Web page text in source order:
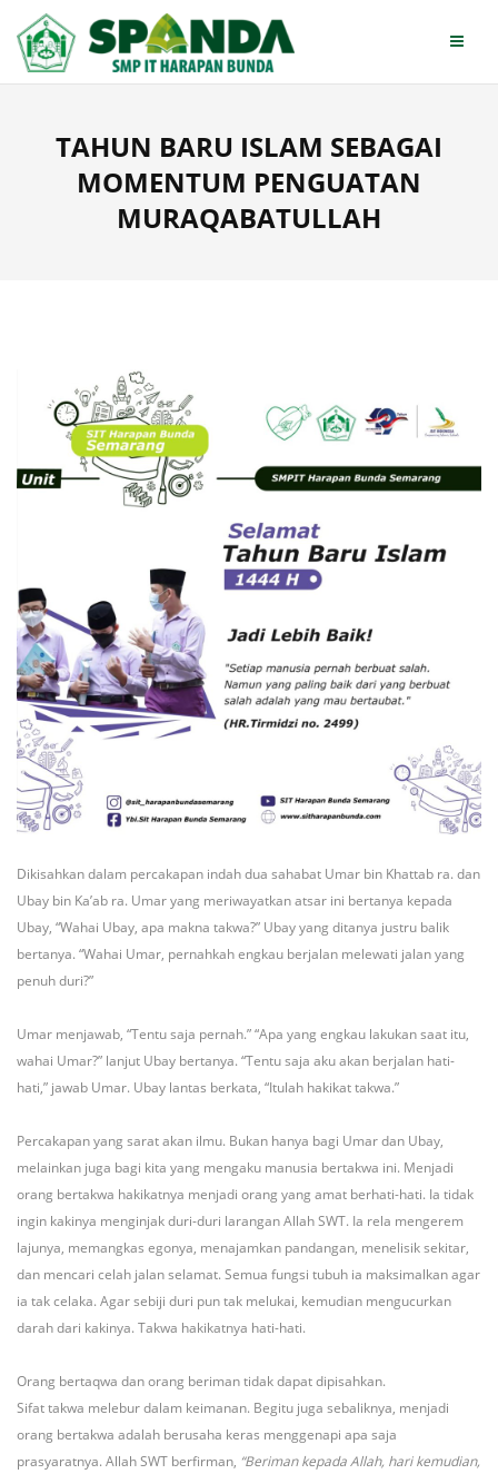
content
TAHUN BARU ISLAM SEBAGAI
MOMENTUM PENGUATAN
MURAQABATULLAH
Dikisahkan dalam percakapan indah dua sahabat Umar bin Khattab ra. dan
Ubay bin Ka’ab ra. Umar yang meriwayatkan atsar ini bertanya kepada
Ubay, “Wahai Ubay, apa makna takwa?” Ubay yang ditanya justru balik
bertanya. “Wahai Umar, pernahkah engkau berjalan melewati jalan yang
penuh duri?”
Umar menjawab, “Tentu saja pernah.” “Apa yang engkau lakukan saat itu,
wahai Umar?” lanjut Ubay bertanya. “Tentu saja aku akan berjalan hati-
hati,” jawab Umar. Ubay lantas berkata, “Itulah hakikat takwa.”
Percakapan yang sarat akan ilmu. Bukan hanya bagi Umar dan Ubay,
melainkan juga bagi kita yang mengaku manusia bertakwa ini. Menjadi
orang bertakwa hakikatnya menjadi orang yang amat berhati-hati. Ia tidak
ingin kakinya menginjak duri-duri larangan Allah SWT. Ia rela mengerem
lajunya, memangkas egonya, menajamkan pandangan, menelisik sekitar,
dan mencari celah jalan selamat. Semua fungsi tubuh ia maksimalkan agar
ia tak celaka. Agar sebiji duri pun tak melukai, kemudian mengucurkan
darah dari kakinya. Takwa hakikatnya hati-hati.
Orang bertaqwa dan orang beriman tidak dapat dipisahkan.
Sifat takwa melebur dalam keimanan. Begitu juga sebaliknya, menjadi
orang bertakwa adalah berusaha keras menggenapi apa saja
prasyaratnya. Allah SWT berfirman, “Beriman kepada Allah, hari kemudian,